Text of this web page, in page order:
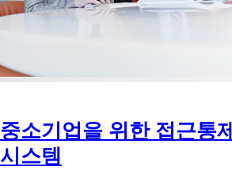
중소기업을 위한 접근통제
시스템